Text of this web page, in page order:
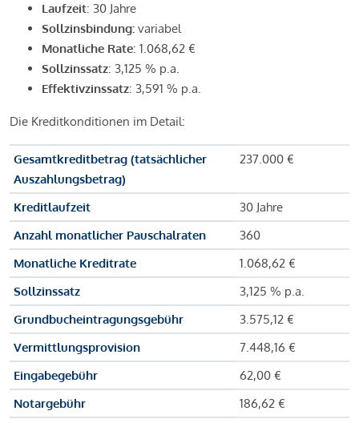
Laufzeit: 30 Jahre
Sollzinsbindung: variabel
Monatliche Rate: 1.068,62 €
Sollzinssatz: 3,125 % p.a.
Effektivzinssatz: 3,591 % p.a.
Die Kreditkonditionen im Detail:
Gesamtkreditbetrag (tatsächlicher
Auszahlungsbetrag)
237.000 €
Kreditlaufzeit
30 Jahre
Anzahl monatlicher Pauschalraten
360
Monatliche Kreditrate
1.068,62 €
Sollzinssatz
3,125 % p.a.
Grundbucheintragungsgebühr
3.575,12 €
Vermittlungsprovision
7.448,16 €
Eingabegebühr
62,00 €
Notargebühr
186,62 €